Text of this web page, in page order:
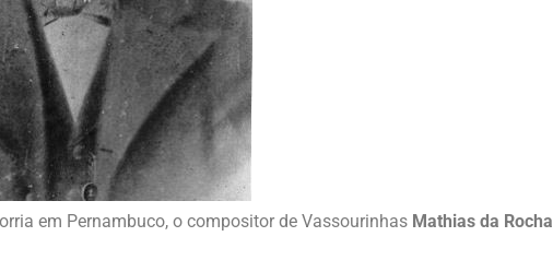
em Pernambuco, o compositor de Vassourinhas Mathias da Rocha